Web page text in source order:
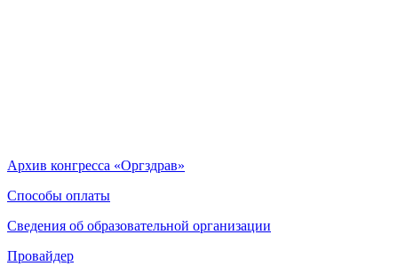
Архив конгресса «Оргздрав»
Способы оплаты
Сведения об образовательной организации
Провайдер